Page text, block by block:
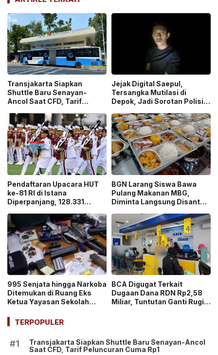
Transjakarta Siapkan
Shuttle Baru Senayan-
Ancol Saat CFD, Tarif
Jejak Digital Saepul,
Tersangka Mutilasi di
Depok, Jadi Sorotan Polisi
Pendaftaran Upacara HUT
ke-81 RI di Istana
Diperpanjang, 128.331
Ticket”
BGN Larang Siswa Bawa
Pulang Makanan MBG,
Diminta Langsung Disantap
995 Senjata hingga Narkoba
Ditemukan di Ruang Eks
Ketua Yayasan Sekolah
Ekskul Menembak!
BCA Digugat Terkait
Dugaan Dana RDN Rp2,58
Miliar, Tuntutan Ganti Rugi
TERPOPULER
#1
Transjakarta Siapkan Shuttle Baru Senayan-Ancol
Saat CFD, Tarif Peluncuran Cuma Rp1